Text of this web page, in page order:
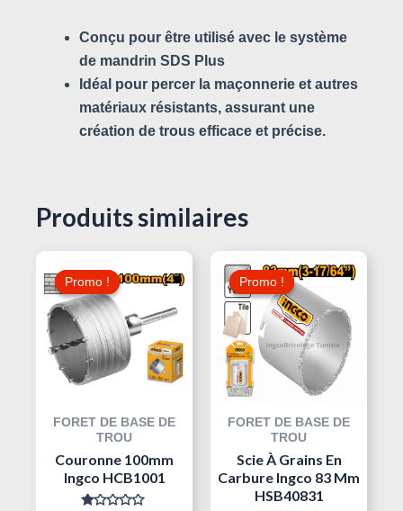
Conçu pour être utilisé avec le système
de mandrin SDS Plus
Idéal pour percer la maçonnerie et autres
matériaux résistants, assurant une
création de trous efficace et précise.
Produits similaires
Promo !
Promo !
FORET DE BASE DE
TROU
Couronne 100mm
Ingco HCB1001
Prix
Initial
Était :
Le
Prix
Actuel
70,000 د.ت.
Promo !
Promo !
FORET DE BASE DE
TROU
Scie À Grains En
Carbure Ingco 83 Mm
HSB40831
Prix
Initial
Était :
Le
Prix